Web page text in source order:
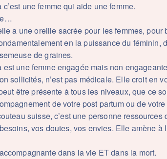
une femme qui aide une femme.
a une oreille sacrée pour les femmes,
en la puissance du féminin,
de graines.
est une femme engagée mais non
sollicités, n’est pas médicale. Elle croit en
être présente à tous les niveaux, que ce
de votre post partum ou de
suisse, c’est une personne
vos doutes, vos envies. Elle amène
dans la vie ET dans la mort.